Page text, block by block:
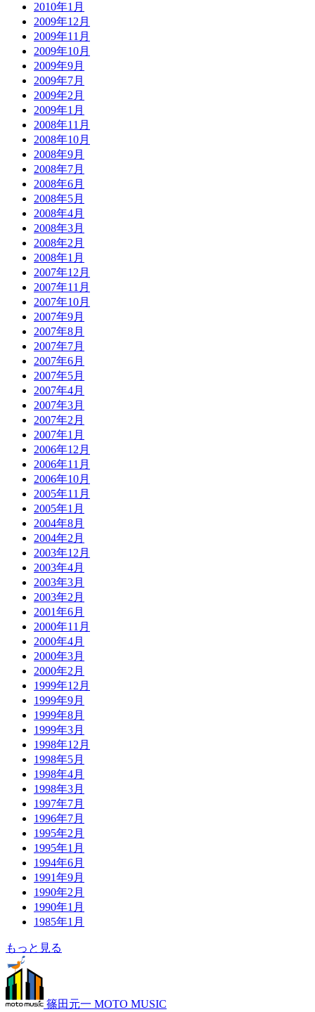
2010年1月
2009年12月
2009年11月
2009年10月
2009年9月
2009年7月
2009年2月
2009年1月
2008年11月
2008年10月
2008年9月
2008年7月
2008年6月
2008年5月
2008年4月
2008年3月
2008年2月
2008年1月
2007年12月
2007年11月
2007年10月
2007年9月
2007年8月
2007年7月
2007年6月
2007年5月
2007年4月
2007年3月
2007年2月
2007年1月
2006年12月
2006年11月
2006年10月
2005年11月
2005年1月
2004年8月
2004年2月
2003年12月
2003年4月
2003年3月
2003年2月
2001年6月
2000年11月
2000年4月
2000年3月
2000年2月
1999年12月
1999年9月
1999年8月
1999年3月
1998年12月
1998年5月
1998年4月
1998年3月
1997年7月
1996年7月
1995年2月
1995年1月
1994年6月
1991年9月
1990年2月
1990年1月
1985年1月
もっと見る
篠田元一 MOTO MUSIC